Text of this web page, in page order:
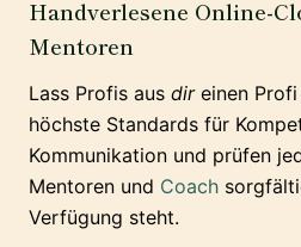
Handverlesene Online-
Mentoren
Lass Profis aus direinen Profi
höchste Standards für
Kommunikation und prüfen
Mentoren und Coach
Verfügung steht.